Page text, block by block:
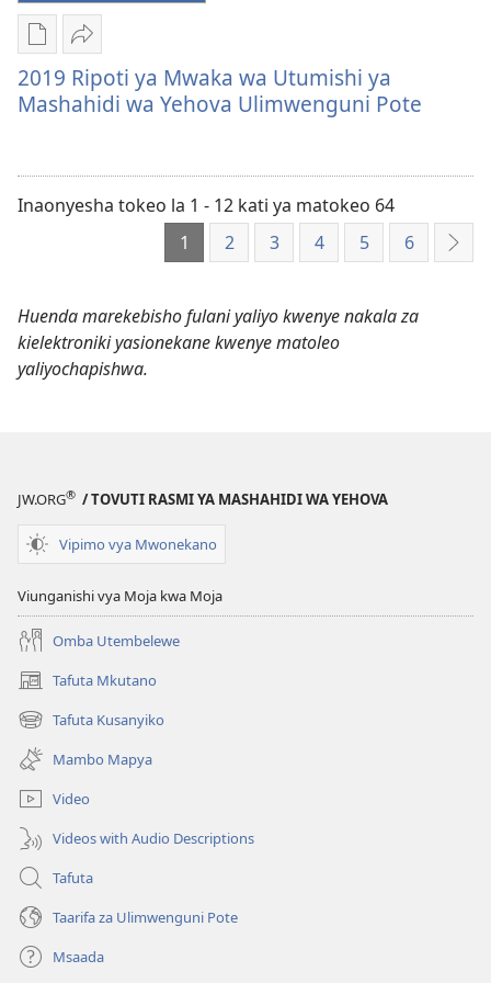
Mbinu
za
kupakua
elektroni
2019
wa
Utumishi
ya
Pote
Shiriki
2019
Ripoti
wa
Utumishi
Mashahidi
Yehova
Ulimwenguni
Pote
2019 Ripoti ya Mwaka wa Utumishi ya
Mashahidi wa Yehova Ulimwenguni Pote
Inaonyesha tokeo la 1 - 12 kati ya matokeo 64
1
2 3 4 5 6
Huenda marekebisho fulani yaliyo kwenye nakala za
kielektroniki yasionekane kwenye matoleo
yaliyochapishwa.
JW.ORG® / TOVUTI RASMI YA MASHAHIDI WA YEHOVA
Vipimo vya Mwonekano
Viunganishi vya Moja kwa Moja
Omba Utembelewe
Tafuta Mkutano
(opens
new
window)
Tafuta Kusanyiko
(opens
new
window)
Mambo Mapya
Video
Videos with Audio Descriptions
Tafuta
Taarifa za Ulimwenguni Pote
Msaada